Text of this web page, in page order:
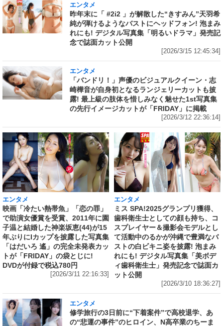
エンタメ
昨年末に「 #2i2 」が解散した“きすみん”天羽希
純が弾けるようなバストにヘッドフォン! 泡まみ
れにも! デジタル写真集「明るいドラマ」発売記
念で誌面カット公開
[2026/3/15 12:45:34]
エンタメ
「バンドリ！」声優のビジュアルクイーン・志
崎樺音が自身初となるランジェリーカットも披
露! 最上級の肢体を惜しみなく魅せた1st写真集
の先行イメージカットが「FRIDAY」に掲載
[2026/3/12 22:36:14]
エンタメ
映画「冷たい熱帯魚」「恋の罪」
で助演女優賞を受賞、2011年に園
子温と結婚した神楽坂恵(44)が15
年ぶりにIカップを披露した写真集
「はだいろ 遙」の完全未発表カッ
トが「FRIDAY」の袋とじに!
DVDが付録で税込780円
[2026/3/11 22:16:33]
エンタメ
ミス SPA!2025グランプリ獲得、
歯科衛生士としての顔も持ち、コ
スプレイヤー＆撮影会モデルとし
て活動中のるかが沖縄で豊満なバ
ストの白ビキニ姿を披露! 泡まみ
れにも! デジタル写真集「美ボデ
ィ歯科衛生士」発売記念で誌面カ
ット公開
[2026/3/10 18:36:27]
エンタメ
修学旅行の3日前に“下着案件”で高校退学、あ
の“悲運の事件”のヒロイン、N高卒業のちーま